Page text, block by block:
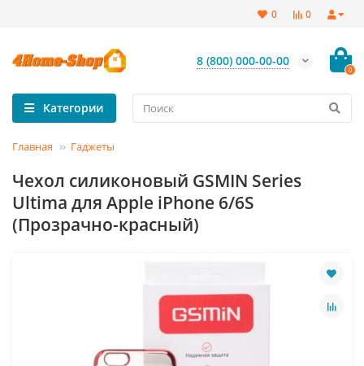
0
0
8 (800) 000-00-00
0
Категории
Главная Гаджеты
Чехол силиконовый GSMIN Series
Ultima для Apple iPhone 6/6S
(Прозрачно-красный)